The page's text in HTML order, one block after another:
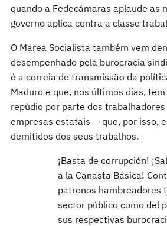
quando a Fedecámaras aplaude as
governo aplica contra a classe
O Marea Socialista também vem
desempenhado pela burocracia
é a correia de transmissão da
Maduro e que, nos últimos dias,
repúdio por parte dos trabalhadores
empresas estatais — que, por isso,
demitidos dos seus trabalhos.
¡Basta de corrupción!
a la Canasta Básica!
patronos hambreadores
sector público como del
sus respectivas